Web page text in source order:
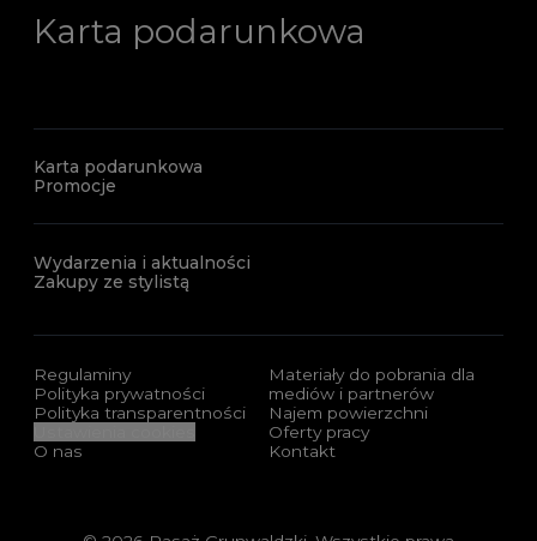
Karta podarunkowa
Karta podarunkowa
Promocje
Wydarzenia i aktualności
Zakupy ze stylistą
Regulaminy
Polityka prywatności
Polityka transparentności
O nas
Materiały do pobrania dla
mediów i partnerów
Najem powierzchni
Oferty pracy
Kontakt